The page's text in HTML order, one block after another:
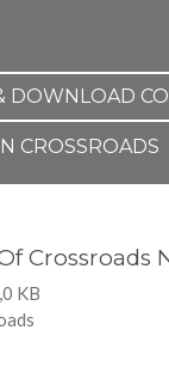
DOWNLOAD
CROSSROADS
Crossroads
KB